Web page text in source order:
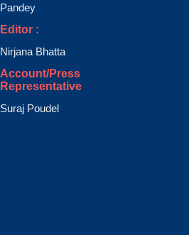
Pandey
Editor :
Nirjana Bhatta
Account/Press
Representative
Suraj Poudel